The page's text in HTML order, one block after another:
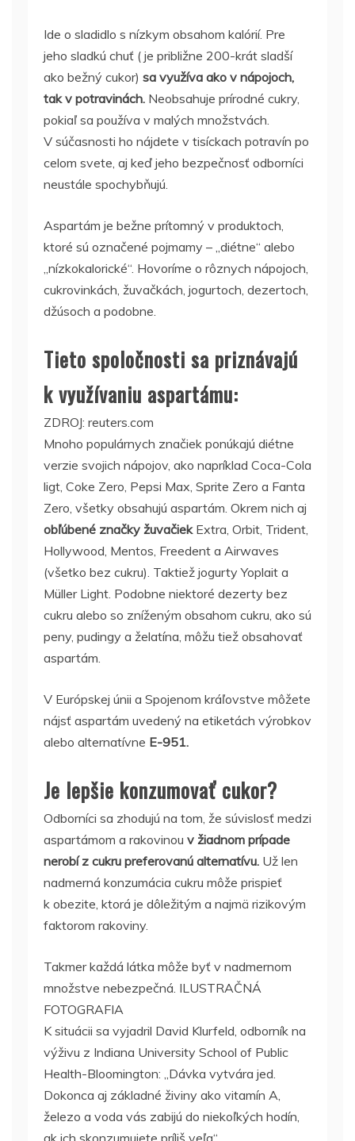
Ide o sladidlo s nízkym obsahom kalórií. Pre
jeho sladkú chuť ( je približne 200-krát sladší
ako bežný cukor) sa využíva ako v nápojoch,
tak v potravinách. Neobsahuje prírodné cukry,
pokiaľ sa používa v malých množstvách.
V súčasnosti ho nájdete v tisíckach potravín po
celom svete, aj keď jeho bezpečnosť odborníci
neustále spochybňujú.
Aspartám je bežne prítomný v produktoch,
ktoré sú označené pojmamy – „diétne“ alebo
„nízkokalorické“. Hovoríme o rôznych nápojoch,
cukrovinkách, žuvačkách, jogurtoch, dezertoch,
džúsoch a podobne.
Tieto spoločnosti sa priznávajú
k využívaniu aspartámu:
ZDROJ: reuters.com
Mnoho populárnych značiek ponúkajú diétne
verzie svojich nápojov, ako napríklad Coca-Cola
ligt, Coke Zero, Pepsi Max, Sprite Zero a Fanta
Zero, všetky obsahujú aspartám. Okrem nich aj
obľúbené značky žuvačiekExtra, Orbit, Trident,
Hollywood, Mentos, Freedent a Airwaves
(všetko bez cukru). Taktiež jogurty Yoplait a
Müller Light. Podobne niektoré dezerty bez
cukru alebo so zníženým obsahom cukru, ako sú
peny, pudingy a želatína, môžu tiež obsahovať
aspartám.
V Európskej únii a Spojenom kráľovstve môžete
nájsť aspartám uvedený na etiketách výrobkov
alebo alternatívne E-951.
Je lepšie konzumovať cukor?
Odborníci sa zhodujú na tom, že súvislosť medzi
aspartámom a rakovinou v žiadnom prípade
nerobí z cukru preferovanú alternatívu. Už len
nadmerná konzumácia cukru môže prispieť
k obezite, ktorá je dôležitým a najmä rizikovým
faktorom rakoviny.
Takmer každá látka môže byť v nadmernom
množstve nebezpečná. ILUSTRAČNÁ
FOTOGRAFIA
K situácii sa vyjadril David Klurfeld, odborník na
výživu z Indiana University School of Public
Health-Bloomington: „Dávka vytvára jed.
Dokonca aj základné živiny ako vitamín A,
železo a voda vás zabijú do niekoľkých hodín,
ak ich skonzumujete príliš veľa“.